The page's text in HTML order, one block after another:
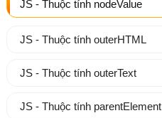
JS - Thuộc tính nodeValue
JS - Thuộc tính outerHTML
JS - Thuộc tính outerText
JS - Thuộc tính parentElement